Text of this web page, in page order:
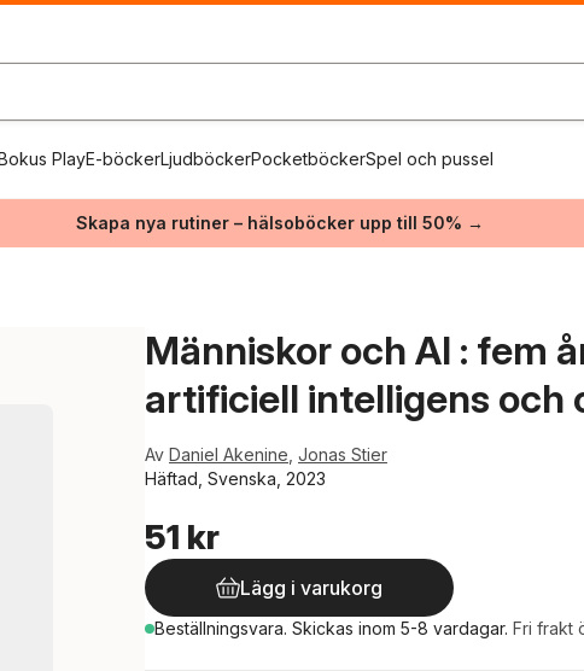
PlayE-böckerLjudböckerPocketböckerSpel och pussel
Skapa nya rutiner – hälsoböcker upp till 50% →
Människor och AI : fem
artificiell intelligens och
Av Daniel Akenine Jonas Stier
Häftad, Svenska, 2023
51 kr
Lägg i varukorg
Beställningsvara. Skickas inom 5-8 vardagar. Fri frakt